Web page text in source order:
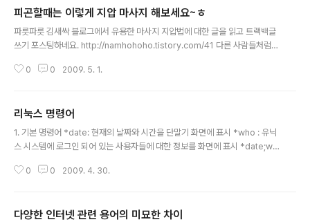
포토샵처럼 생긴 인터페이스로 구성되어 있어 포토샵 같이
이미지를 웹상에서 편집할 수 있는 사이트다. 포토샵 만큼
이나 많은 기능을 가지지는 못했지만, 왠만한 것은 다 할 수
ditor/
피곤할때는 이렇게 지압 마사지 해보세요~ㅎ
파릇파릇 김새싹 블로그에서 유용한 마사지 지압법에 대한 글을 읽고 트랙백글
쓰기 포스팅하네요. http://namhohoho.tistory.com/41 다른 사람들처럼 C
거의 링크용에 가까운 글을 쓰네요. 이 글에서는 몇가지 상황에 맞는 지압 법을
데, 정말 좋은 거 같네요. 저도 여기에 덧붙여서 한가지 지압법을 알고 있는데,
눈이 피로하고 아플때는 중지 손까락끝에 볼록하게 올라온 부분을 손톱과 같은
약간 삐쪽한 것을로 자극을 해주면 눈이 어느정도 편해진다고 해네요.ㅋㅋ
0 0 2009. 5. 1.
리눅스 명령어
1. 기본 명령어 *date: 현재의 날짜와 시간을 단말기 화면에 표시 *who : 유닉
스 시스템에 로그인 되어 있는 사용자들에 대한 정보를 화면에 표시 *date;wh
우 명령어와 명령어 사이를 ; 으로 구분한다 *cal 9 1995 : unix 시스템에 내장
렉토리 아래에 있는 파일 및 서브디렉토리의 정보를 나열 - 옵션: -l: 파일의 모
0 0 2009. 4. 30.
다양한 인터넷 관련 용어의 미묘한 차이